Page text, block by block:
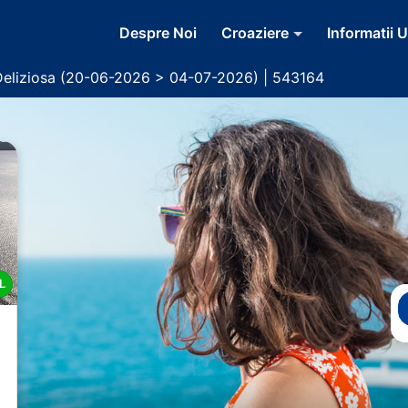
Despre Noi Croaziere Informatii
(20-06-2026 > 04-07-2026) | 543164